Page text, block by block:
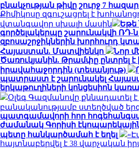
բնակչության թիվը շուրջ 7
Քիմիկոսը զգուշացրել է
վտանգավոր սխալի մասին
Եթե
գործելակերպը շարունակվի ՌԴ-ն
զբոսաշրջիկներին խորհուրդ կտա
Հայաստան. Մատվիենկո
Նոր
Ծառուկյանին. Թրամփը ընտրել է
իրավահաջորդին (տեսանյութ)
պատրաստ է շարունակել
երկաթուղիների կոնցեսիոն
Օլեգ Գազմանովը քննադատել
բանականությամբ ստեղծված
պատգամավորի հոր
ժամանակ Գորիսի
պետը հանկարծամահ է եղել
հայտնաբերվել է 38 վարչական